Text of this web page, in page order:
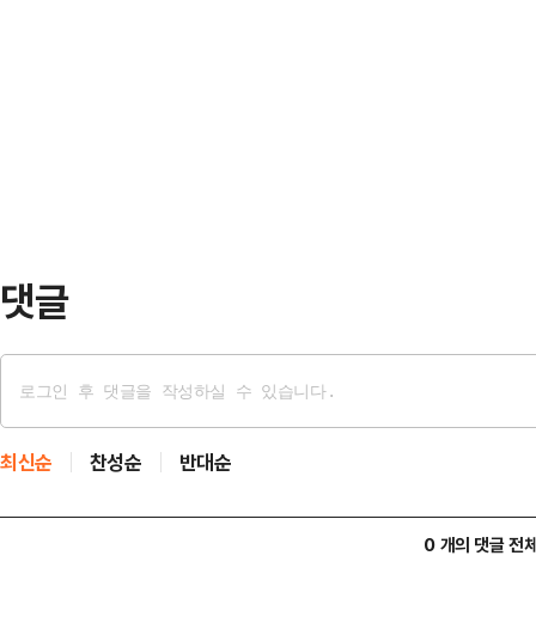
댓글
최신순 찬성순 반대순
0 개의 댓글 전